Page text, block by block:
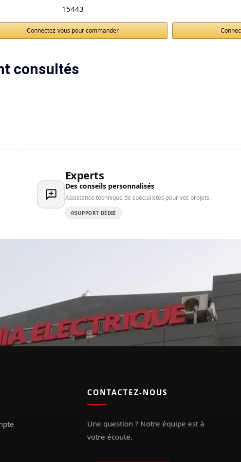
15443
Connectez-vous pour commander
consultés
Experts
Des conseils personnalisés
Assistance technique de spécialistes pour vos projets.
SUPPORT DÉDIÉ
CONTACTEZ-NOUS
Une question ? Notre équipe est à
votre écoute.